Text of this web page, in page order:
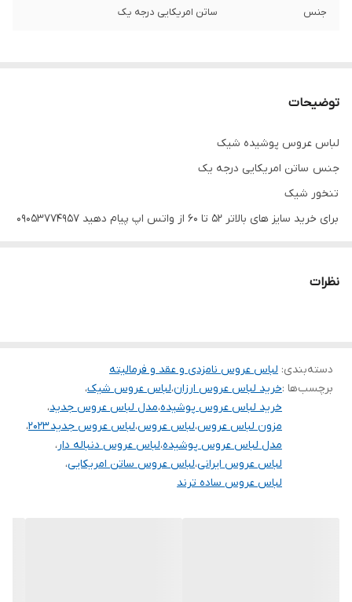
جنس ساتن امریکایی درجه یک
توضیحات
لباس عروس پوشیده شیک
جنس ساتن امریکایی درجه یک
تنخور شیک
برای خرید سایز های بالاتر ۵۲ تا ۶۰ از واتس اپ پیام دهید ۰۹۰۵۳۷۷۴۹۵۷
تعویض سایز دارد.
نظرات
دسته‌بندی: لباس عروس نامزدی و عقد و فرمالیته
برچسب‌ها :خرید لباس عروس ارزان،لباس عروس شیک،
خرید لباس عروس پوشیده،مدل لباس عروس جدید،
مزون لباس عروس،لباس عروس،لباس عروس جدید ۲۰۲۳
،
مدل لباس عروس پوشیده،لباس عروس دنباله دار،
لباس عروس ایرانی،لباس عروس ساتن امریکایی،
لباس عروس ساده ترند